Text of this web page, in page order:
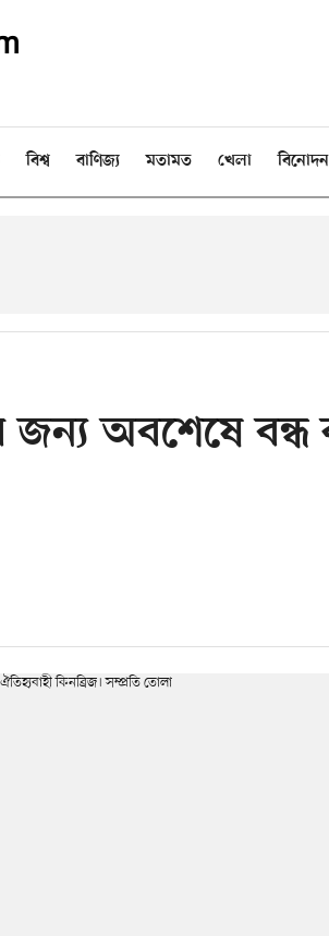
বিশ্ব বাণিজ্য মতামত খেলা বিনোদন
জন্য অবশেষে